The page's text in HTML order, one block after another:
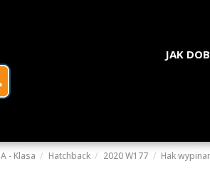
JAK
A - Klasa Hatchback 2020 W177 Hak